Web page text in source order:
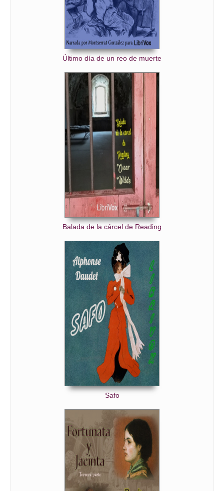
Último día de un reo de muerte
Balada de la cárcel de Reading
Safo